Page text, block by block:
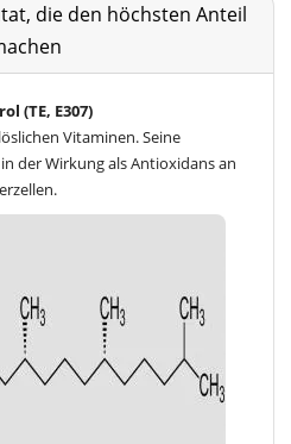
die den höchsten Anteil
(TE, E307)
Vitaminen. Seine
der Wirkung als Antioxidans an